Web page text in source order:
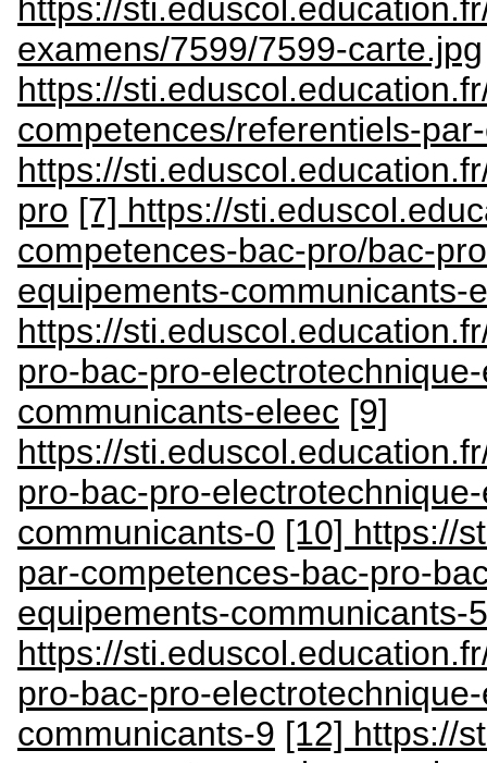
https://
examens/7599/7599-carte.jpg
https://
competences/referentiels-
https://
pro [7] https://
competences-bac-pro/bac-
equipements-communicants-
https://
pro-bac-pro-
communicants-eleec [9]
https://
pro-bac-pro-
communicants-0 [10] https://
par-competences-bac-pro-
equipements-communicants-5
https://
pro-bac-pro-
communicants-9 [12] https://